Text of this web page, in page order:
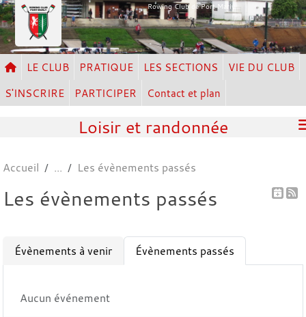
Rowing Club de Port Marly
LE CLUB PRATIQUE LES SECTIONS
VIE DU CLUB
S'INSCRIRE
PARTICIPER Contact et plan
Loisir et randonnée
Accueil Les évènements passés
Les évènements passés
Évènements à venir Évènements passés
Aucun événement
Panneau de gestion des cookies